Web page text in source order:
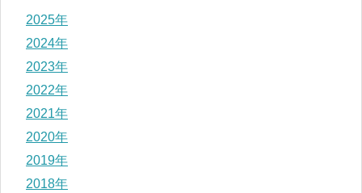
2025年
2024年
2023年
2022年
2021年
2020年
2019年
2018年